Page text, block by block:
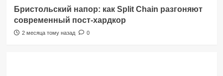
Бристольский напор: как Split Chain разгоняют
современный пост-хардкор
2 месяца тому назад 0